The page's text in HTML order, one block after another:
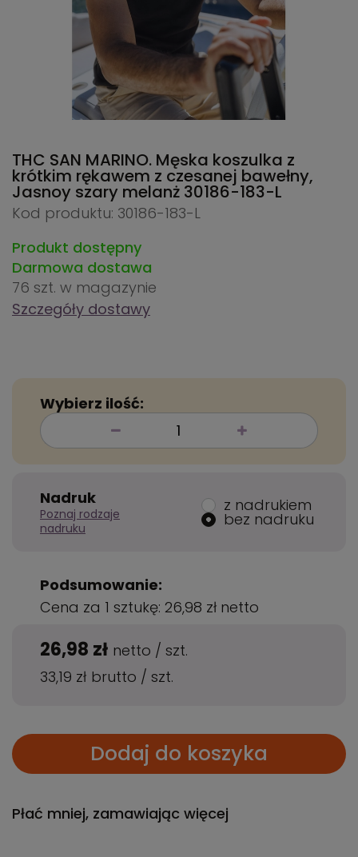
THC SAN MARINO. Męska koszulka z
krótkim rękawem z czesanej bawełny,
Jasnoy szary melanż 30186-183-L
Kod produktu: 30186-183-L
Produkt dostępny
Darmowa dostawa
76 szt. w magazynie
Szczegóły dostawy
Wybierz ilość:
Nadruk
Poznaj rodzaje
nadruku
z nadrukiem
bez nadruku
Podsumowanie:
Cena za 1 sztukę: 26,98 zł netto
26,98 zł netto / szt.
33,19 zł brutto / szt.
Dodaj do koszyka
Płać mniej, zamawiając więcej